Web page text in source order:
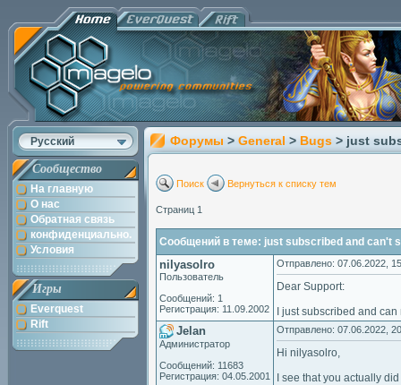
Русский
Сообщество
На главную
О нас
Обратная связь
конфиденциально.
Условия
Игры
Everquest
Rift
Форумы > General > Bugs > just
Поиск Вернуться к списку тем
Страниц 1
Сообщений в теме: just subscribed and can't
nilyasolro
Пользователь
Сообщений: 1
Регистрация: 11.09.2002
Отправлено: 07.06.2022,
Dear Support:
I just subscribed and
Jelan
Администратор
Сообщений: 11683
Регистрация: 04.05.2001
Отправлено: 07.06.2022,
Hi nilyasolro,
I see that you actually